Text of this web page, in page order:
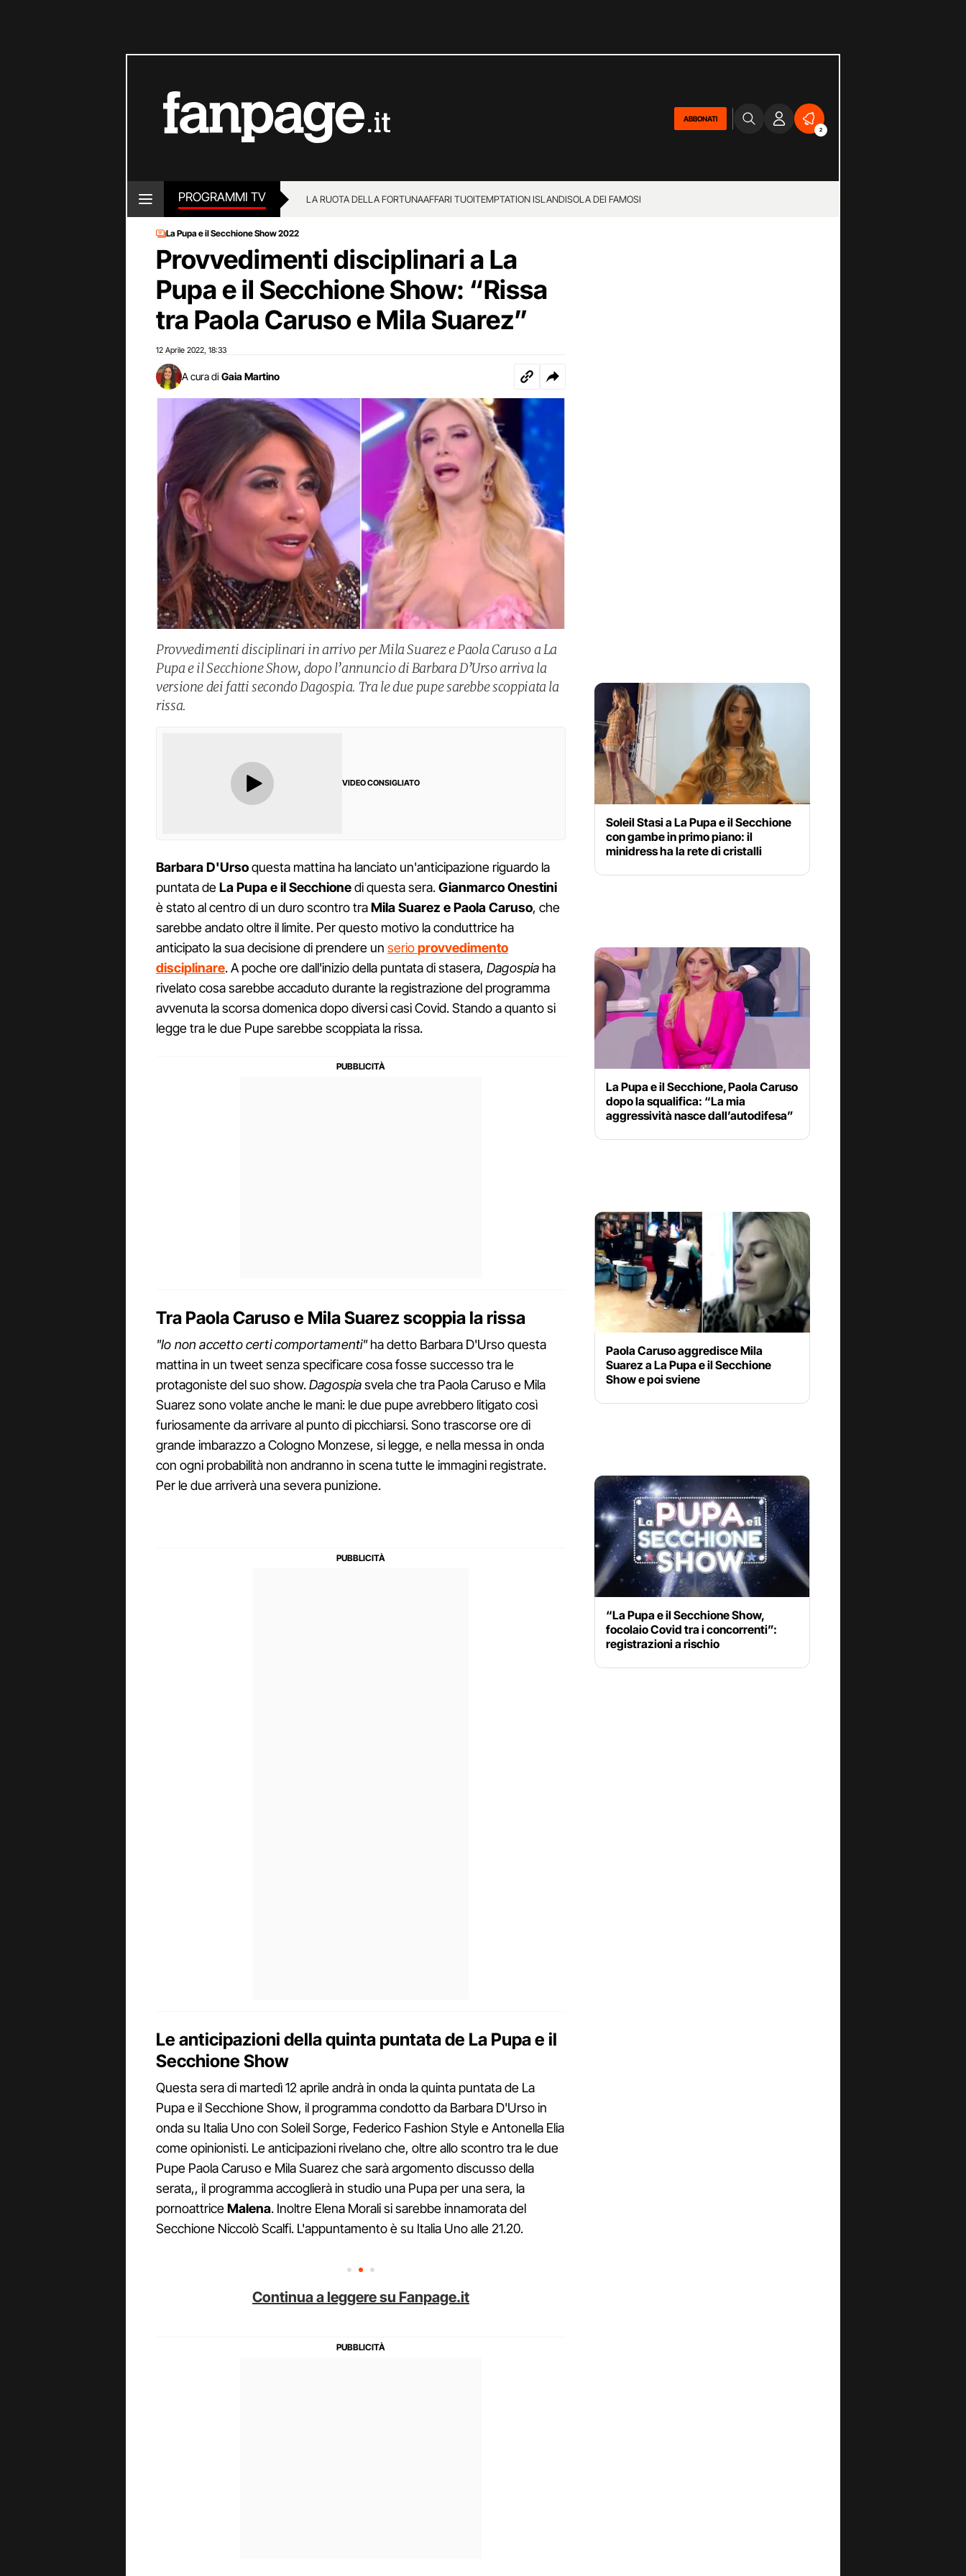
ABBONATI
2
PROGRAMMI TV LA RUOTA DELLA FORTUNAAFFARI TUOITEMPTATION ISLANDISOLA DEI FAMOSI
La Pupa e il Secchione Show 2022
Provvedimenti disciplinari a La
Pupa e il Secchione Show: “Rissa
tra Paola Caruso e Mila Suarez”
12 Aprile 2022 18:33
A cura di Gaia Martino
Provvedimenti disciplinari in arrivo per Mila Suarez e Paola Caruso a La
Pupa e il Secchione Show, dopo l’annuncio di Barbara D’Urso arriva la
versione dei fatti secondo Dagospia. Tra le due pupe sarebbe scoppiata la
rissa.
VIDEO CONSIGLIATO
Barbara D'Ursoquesta mattina ha lanciato un'anticipazione riguardo la
puntata deLa Pupa e il Secchionedi questa sera.Gianmarco Onestini
è stato al centro di un duro scontro traMila Suarez e Paola Caruso, che
sarebbe andato oltre il limite. Per questo motivo la conduttrice ha
anticipato la sua decisione di prendere un serioprovvedimento
disciplinare. A poche ore dall'inizio della puntata di stasera, Dagospia ha
rivelato cosa sarebbe accaduto durante la registrazione del programma
avvenuta la scorsa domenica dopo diversi casi Covid. Stando a quanto si
legge tra le due Pupe sarebbe scoppiata la rissa.
Tra Paola Caruso e Mila Suarez scoppia la rissa
"Io non accetto certi comportamenti"ha detto Barbara D'Urso questa
mattina in un tweet senza specificare cosa fosse successo tra le
protagoniste del suo show.Dagospiasvela che tra Paola Caruso e Mila
Suarez sono volate anche le mani: le due pupe avrebbero litigato così
furiosamente da arrivare al punto di picchiarsi. Sono trascorse ore di
grande imbarazzo a Cologno Monzese, si legge, e nella messa in onda
con ogni probabilità non andranno in scena tutte le immagini registrate.
Per le due arriverà una severa punizione.
Le anticipazioni della quinta puntata de La Pupa e il
Secchione Show
Questa sera di martedì 12 aprile andrà in onda la quinta puntata de La
Pupa e il Secchione Show, il programma condotto da Barbara D'Urso in
onda su Italia Uno con Soleil Sorge, Federico Fashion Style e Antonella Elia
come opinionisti. Le anticipazioni rivelano che, oltre allo scontro tra le due
Pupe Paola Caruso e Mila Suarez che sarà argomento discusso della
serata,, il programma accoglierà in studio una Pupa per una sera, la
pornoattriceMalena. Inoltre Elena Morali si sarebbe innamorata del
Secchione Niccolò Scalfi. L'appuntamento è su Italia Uno alle 21.20.
Continua a leggere su Fanpage.it
Soleil Stasi a La Pupa e il Secchione
con gambe in primo piano: il
minidress ha la rete di cristalli
La Pupa e il Secchione, Paola Caruso
dopo la squalifica: “La mia
aggressività nasce dall’autodifesa”
Paola Caruso aggredisce Mila
Suarez a La Pupa e il Secchione
Show e poi sviene
“La Pupa e il Secchione Show,
focolaio Covid tra i concorrenti”:
registrazioni a rischio